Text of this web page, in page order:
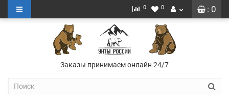
: 0
0 0
Заказы принимаем онлайн 24/7